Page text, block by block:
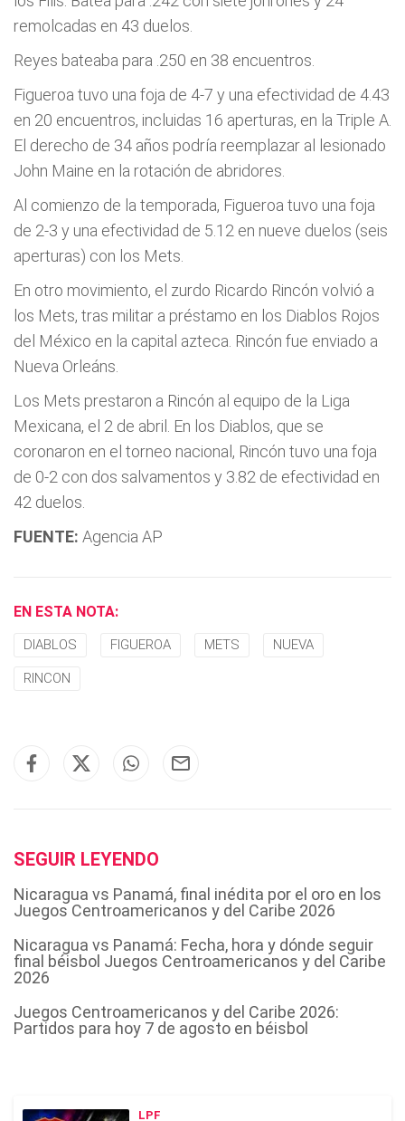
remolcadas en 43 duelos.
Reyes bateaba para .250 en 38 encuentros.
Figueroa tuvo una foja de 4-7 y una efectividad de 4.43
en 20 encuentros, incluidas 16 aperturas, en la Triple A.
El derecho de 34 años podrí­a reemplazar al lesionado
John Maine en la rotación de abridores.
Al comienzo de la temporada, Figueroa tuvo una foja
de 2-3 y una efectividad de 5.12 en nueve duelos (seis
aperturas) con los Mets.
En otro movimiento, el zurdo Ricardo Rincón volvió a
los Mets, tras militar a préstamo en los Diablos Rojos
del México en la capital azteca. Rincón fue enviado a
Nueva Orleáns.
Los Mets prestaron a Rincón al equipo de la Liga
Mexicana, el 2 de abril. En los Diablos, que se
coronaron en el torneo nacional, Rincón tuvo una foja
de 0-2 con dos salvamentos y 3.82 de efectividad en
42 duelos.
FUENTE: Agencia AP
EN ESTA NOTA:
DIABLOS FIGUEROA METS NUEVA
RINCON
SEGUIR LEYENDO
Nicaragua vs Panamá, final inédita por el oro en los
Juegos Centroamericanos y del Caribe 2026
Nicaragua vs Panamá: Fecha, hora y dónde seguir
final béisbol Juegos Centroamericanos y del Caribe
2026
Juegos Centroamericanos y del Caribe 2026:
Partidos para hoy 7 de agosto en béisbol
LPF